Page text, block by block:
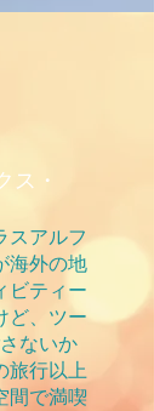
ス・
スアルフ
海外の地
ビティー
ど、ツー
ないか
旅行以上
間で満喫